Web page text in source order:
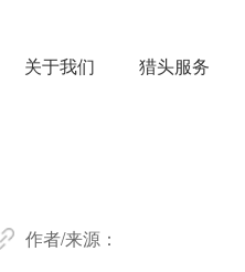
关于我们 猎头服务
作者/来源：